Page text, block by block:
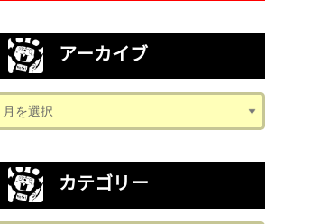
アーカイブ
カテゴリー